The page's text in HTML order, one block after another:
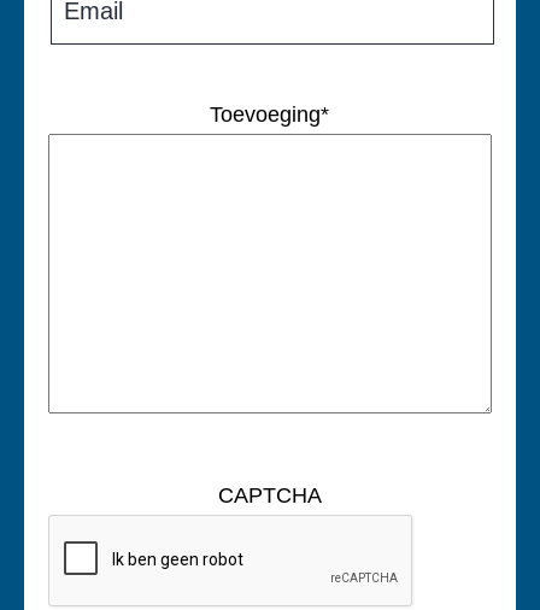
Toevoeging*
CAPTCHA